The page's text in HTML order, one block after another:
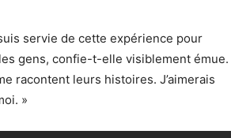
servie de cette expérience pour
gens, confie-t-elle visiblement émue.
racontent leurs histoires. J’aimerais
»